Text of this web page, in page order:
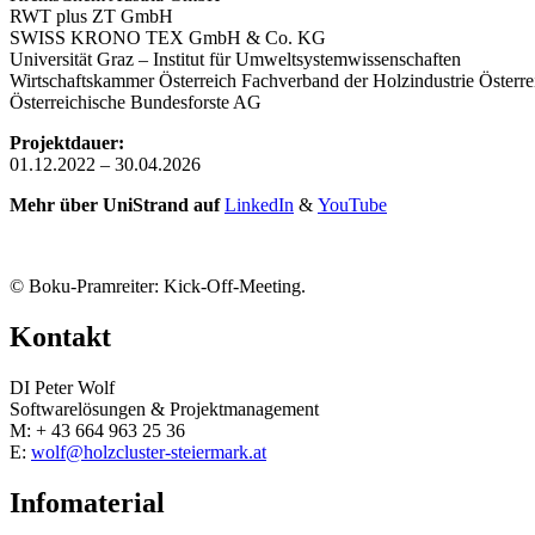
RWT plus ZT GmbH
SWISS KRONO TEX GmbH & Co. KG
Universität Graz – Institut für Umweltsystemwissenschaften
Wirtschaftskammer Österreich Fachverband der Holzindustrie
Österreichische Bundesforste AG
Projektdauer:
01.12.2022 – 30.04.2026
Mehr über UniStrand aufLinkedIn & YouTube
© Boku-Pramreiter: Kick-Off-Meeting.
Kontakt
DI Peter Wolf
Softwarelösungen & Projektmanagement
M: + 43 664 963 25 36
E: wolf@holzcluster-steiermark.at
Infomaterial